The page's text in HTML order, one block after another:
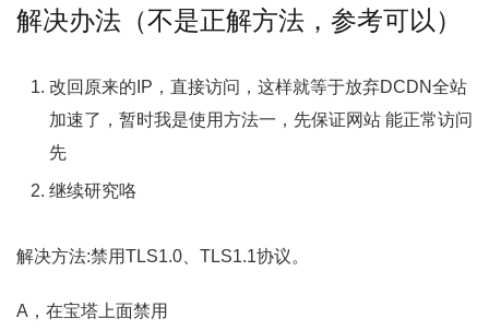
解决办法（不是正解方法，参考可以）
改回原来的IP，直接访问，这样就等于放弃DCDN全站
加速了，暂时我是使用方法一，先保证网站 能正常访问
先
继续研究咯
解决方法:禁用TLS1.0、TLS1.1协议。
A，在宝塔上面禁用